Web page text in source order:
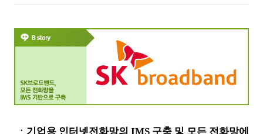
ㆍ기업용 인터넷전화망의 IMS 구축 및 모든 전화망에